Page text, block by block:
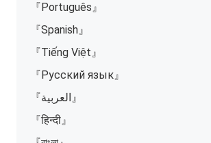
『Português』
『Spanish』
『Tiếng Việt』
『Русский язык』
『العربية』
『हिन्दी』